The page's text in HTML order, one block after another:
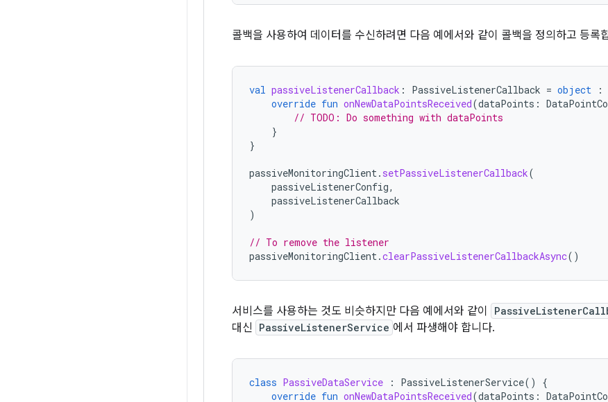
콜백을 사용하여 데이터를 수신하려면 다음 예에서와 같이 콜백을 정의하고 등록
val passiveListenerCallback : PassiveListenerCallback = object :
override fun onNewDataPointsReceived(dataPoints :
// TODO: Do something with dataPoints
}
}
passiveMonitoringClient. setPassiveListenerCallback(
passiveListenerConfig,
passiveListenerCallback
)
// To remove the listener
passiveMonitoringClient.clearPassiveListenerCallbackAsync()
서비스를 사용하는 것도 비슷하지만 다음 예에서와 같이
대신 PassiveListenerService 에서 파생해야 합니다.
class PassiveDataService : PassiveListenerService()
{
override fun onNewDataPointsReceived(dataPoints :